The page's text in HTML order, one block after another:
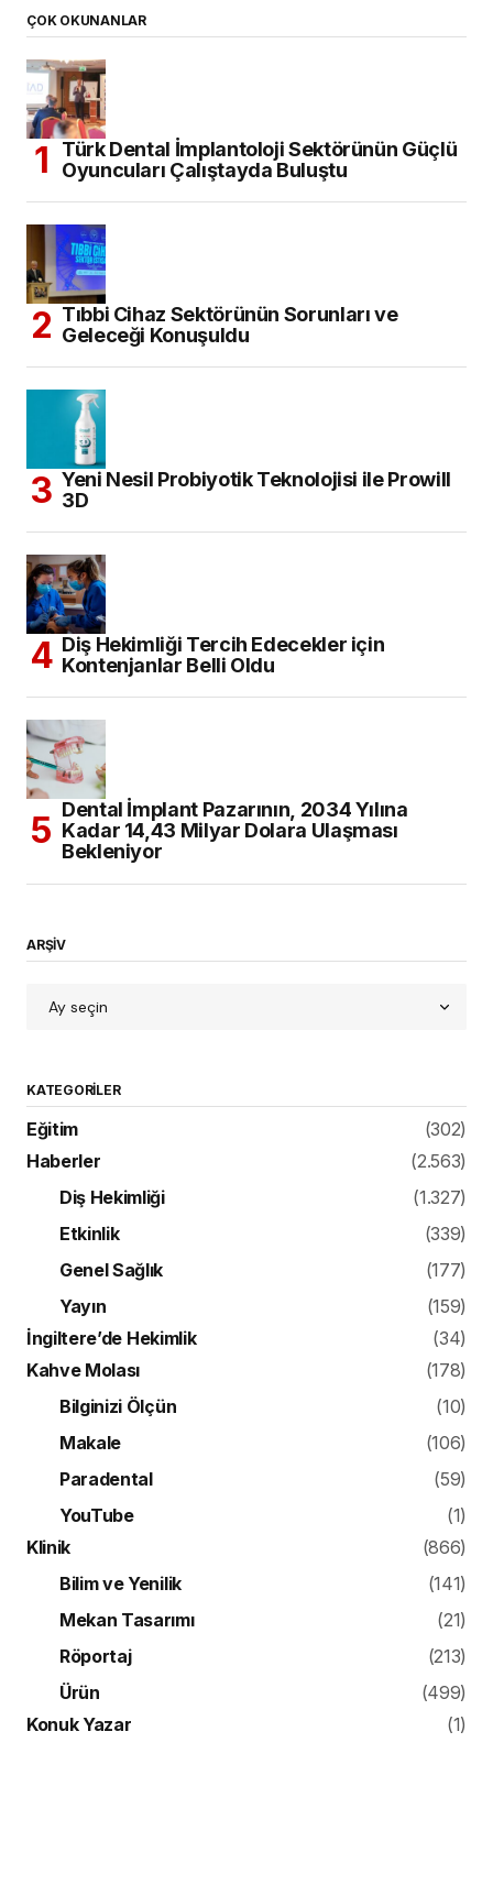
ÇOK OKUNANLAR
Türk Dental İmplantoloji Sektörünün Güçlü
Oyuncuları Çalıştayda Buluştu
Tıbbi Cihaz Sektörünün Sorunları ve
Geleceği Konuşuldu
Yeni Nesil Probiyotik Teknolojisi ile Prowill
3D
Diş Hekimliği Tercih Edecekler için
Kontenjanlar Belli Oldu
Dental İmplant Pazarının, 2034 Yılına
Kadar 14,43 Milyar Dolara Ulaşması
Bekleniyor
ARŞİV
KATEGORILER
Eğitim
(302)
Haberler
(2.563)
Diş Hekimliği
(1.327)
Etkinlik
(339)
Genel Sağlık
(177)
Yayın
(159)
İngiltere’de Hekimlik
(34)
Kahve Molası
(178)
Bilginizi Ölçün
(10)
Makale
(106)
Paradental
(59)
YouTube
(1)
Klinik
(866)
Bilim ve Yenilik
(141)
Mekan Tasarımı
(21)
Röportaj
(213)
Ürün
(499)
Konuk Yazar
(1)